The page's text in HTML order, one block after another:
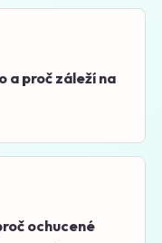
a proč záleží na
ochucené